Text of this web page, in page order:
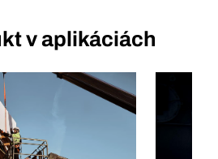
v aplikáciách